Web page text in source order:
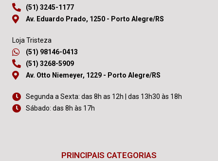
(51) 3245-1177
Av. Eduardo Prado, 1250 - Porto Alegre/RS
Loja Tristeza
(51) 98146-0413
(51) 3268-5909
Av. Otto Niemeyer, 1229 - Porto Alegre/RS
Segunda a Sexta: das 8h as 12h | das 13h30 às 18h
Sábado: das 8h às 17h
PRINCIPAIS CATEGORIAS